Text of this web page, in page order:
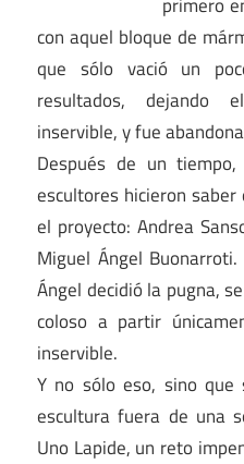
primero
con aquel bloque de
que sólo vació un
resultados, dejando
inservible, y fue
Después de un
escultores hicieron
el proyecto: Andrea
Miguel Ángel
Ángel decidió la pugna,
coloso a partir
inservible.
Y no sólo eso, sino
escultura fuera de una
Uno Lapide, un reto